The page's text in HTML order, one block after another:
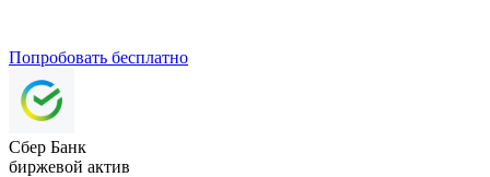
Попробовать бесплатно
Сбер Банк
биржевой актив